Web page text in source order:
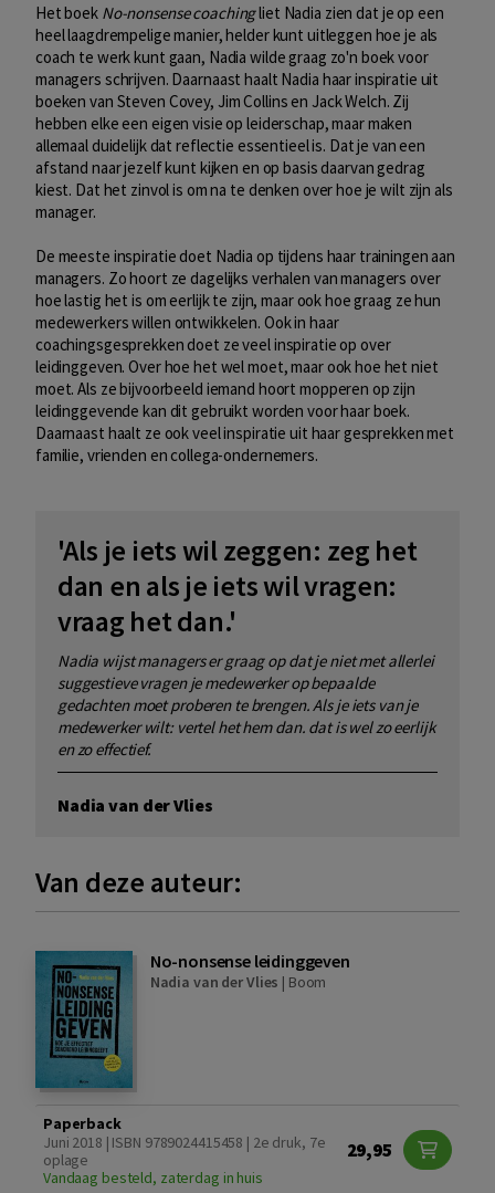
Het boek No-nonsense coachingliet Nadia zien dat je op een
heel laagdrempelige manier, helder kunt uitleggen hoe je als
coach te werk kunt gaan, Nadia wilde graag zo'n boek voor
managers schrijven. Daarnaast haalt Nadia haar inspiratie uit
boeken van Steven Covey, Jim Collins en Jack Welch. Zij
hebben elke een eigen visie op leiderschap, maar maken
allemaal duidelijk dat reflectie essentieel is. Dat je van een
afstand naar jezelf kunt kijken en op basis daarvan gedrag
kiest. Dat het zinvol is om na te denken over hoe je wilt zijn als
manager.
De meeste inspiratie doet Nadia op tijdens haar trainingen aan
managers. Zo hoort ze dagelijks verhalen van managers over
hoe lastig het is om eerlijk te zijn, maar ook hoe graag ze hun
medewerkers willen ontwikkelen. Ook in haar
coachingsgesprekken doet ze veel inspiratie op over
leidinggeven. Over hoe het wel moet, maar ook hoe het niet
moet. Als ze bijvoorbeeld iemand hoort mopperen op zijn
leidinggevende kan dit gebruikt worden voor haar boek.
Daarnaast haalt ze ook veel inspiratie uit haar gesprekken met
familie, vrienden en collega-ondernemers.
'Als je iets wil zeggen: zeg het
dan en als je iets wil vragen:
vraag het dan.'
Nadia wijst managers er graag op dat je niet met allerlei
suggestieve vragen je medewerker op bepaalde
gedachten moet proberen te brengen. Als je iets van je
medewerker wilt: vertel het hem dan. dat is wel zo eerlijk
en zo effectief.
Nadia van der Vlies
Van deze auteur:
No-nonsense leidinggeven
Nadia van der Vlies | Boom
Paperback
Juni 2018 | ISBN 9789024415458 | 2e druk, 7e
oplage
Vandaag besteld, zaterdag in huis
29,95